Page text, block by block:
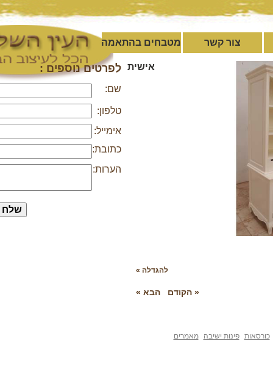
צור קשר מטבחים בהתאמה
לפרטים נוספים :
אימייל:
כתובת:
הערות:
להגדלה »
« הקודם הבא »
פינות ישיבה מאמרים